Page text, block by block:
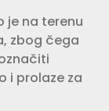
je na terenu
zbog čega
i prolaze za